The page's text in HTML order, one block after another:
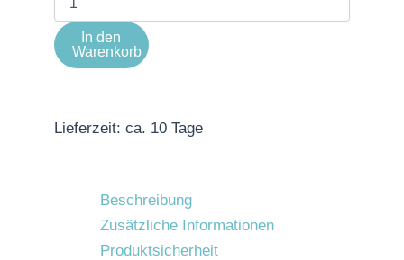
In den
Warenkorb
Lieferzeit: ca. 10 Tage
Beschreibung
Zusätzliche Informationen
Produktsicherheit